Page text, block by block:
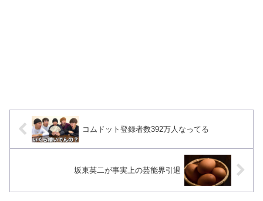
コムドット登録者数392万人なってる
坂東英二が事実上の芸能界引退